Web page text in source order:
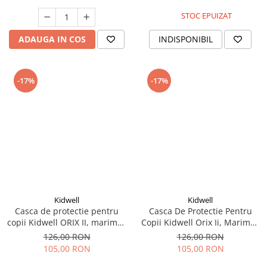
ADAUGA IN COS
STOC EPUIZAT
INDISPONIBIL
-17%
Kidwell
Casca de protectie pentru
copii Kidwell ORIX II, marimea
S 48-52 cm - Grey
126,00 RON
105,00 RON
-17%
Kidwell
Casca De Protectie Pentru
Copii Kidwell Orix Ii, Marimea
M 52-56 Cm - Black Mat
126,00 RON
105,00 RON